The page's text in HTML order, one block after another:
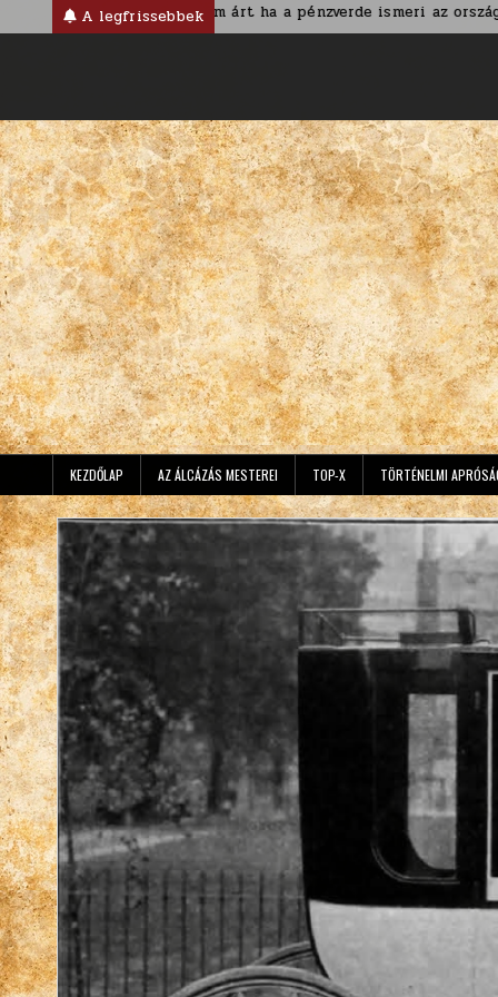
to
A legfrissebbek
Nem árt ha a pénzverde ismeri az ország nevét
KEZDŐLAP AZ ÁLCÁZÁS MESTEREI TOP-X TÖRTÉNELMI